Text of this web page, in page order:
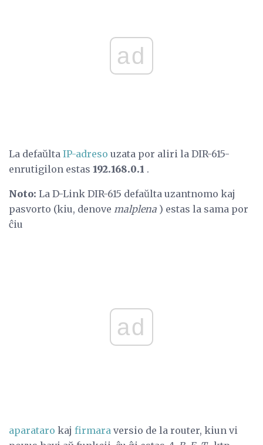
ad
La defaŭlta IP-adreso uzata por aliri la DIR-615-
enrutigilon estas 192.168.0.1 .
Noto: La D-Link DIR-615 defaŭlta uzantnomo kaj
pasvorto (kiu, denove malplena ) estas la sama por
ĉiu
ad
aparataro kaj firmara versio de la router, kiun vi